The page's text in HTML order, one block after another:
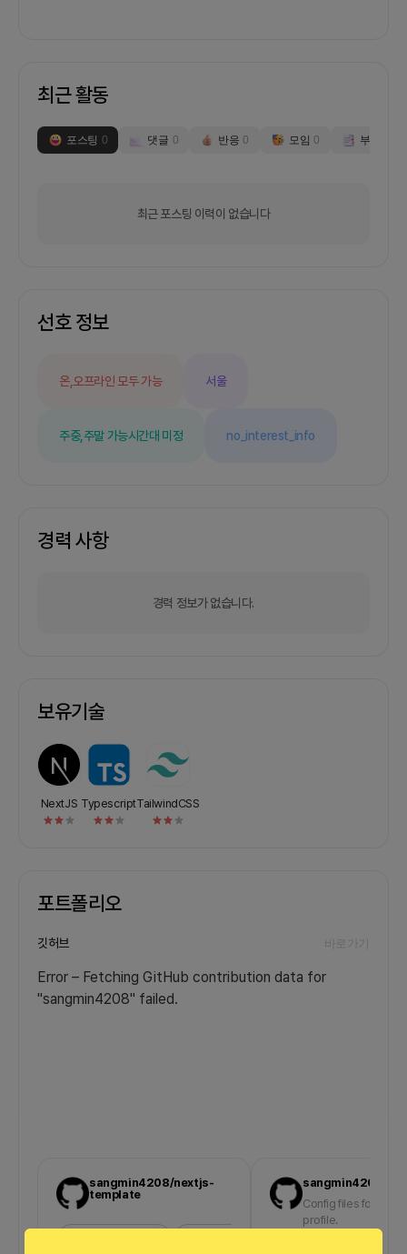
최근 활동
포스팅 0 댓글 0 반응 0 모임 0 부스
최근 포스팅 이력이 없습니다
선호 정보
온,오프라인 모두 가능 서울
주중,주말 가능시간대 미정 no_interest_info
경력 사항
경력 정보가 없습니다.
보유기술
NextJS TypescriptTailwindCSS
포트폴리오
깃허브 바로가기
Error – Fetching GitHub contribution data for
"sangmin4208" failed.
sangmin4208/nextjs-
template
sangmin4208/
Config files for my
profile.